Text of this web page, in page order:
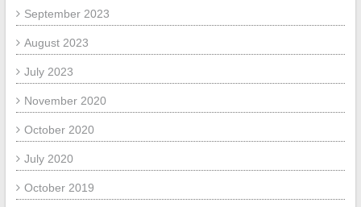
September 2023
August 2023
July 2023
November 2020
October 2020
July 2020
October 2019